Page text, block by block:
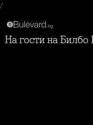
/
На гости на Билбо